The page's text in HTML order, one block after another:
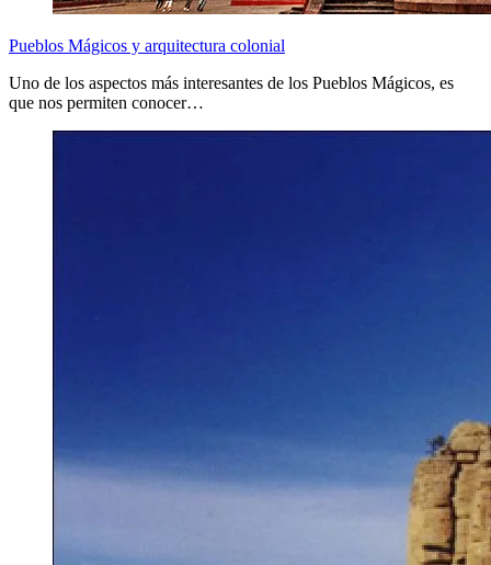
Pueblos Mágicos y arquitectura colonial
Uno de los aspectos más interesantes de los Pueblos Mágicos, es
que nos permiten conocer…